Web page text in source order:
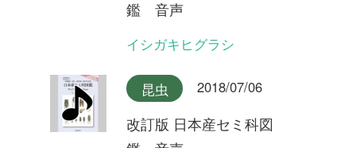
昆虫 2018/07/06
改訂版 日本産セミ科図
鑑 音声
ヒメハルゼミ奄美大島産
昆虫 2018/07/06